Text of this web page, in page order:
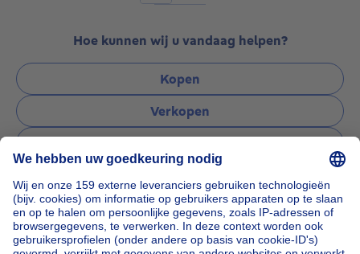
Hoe kunnen wij u vandaag helpen?
Kopen
Verkopen
Een vraag stellen